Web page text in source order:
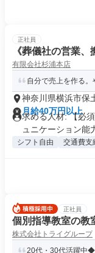
正社員
《葬儀社の営業、
有限会社杉浦本店
自分で売上を作る。
神奈川県横浜市保
月給40万円以上
求める人材: 【必
ュニケーション能
シフト自由 交通費支
正社員
個別指導教室の教
株式会社トライグループ
20代・30代活躍中